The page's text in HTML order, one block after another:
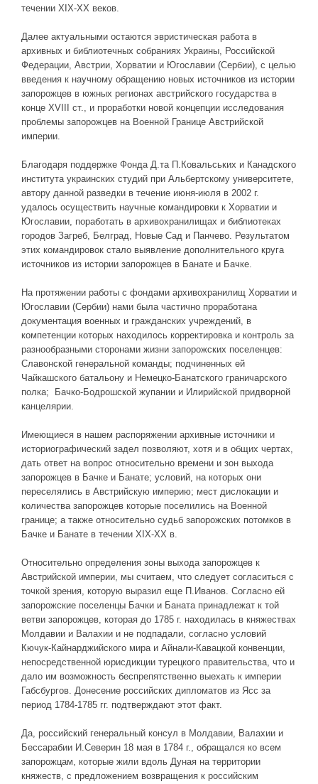
Блоги о рыбалке
Черный Гетман (роман)
ИСТОРИЯ
Загадки и тайны истории
Наше время
Новое время
Средние века
течении ХІХ-ХХ веков.
Далее актуальными остаются эвристическая работа в
архивных и библиотечных собраниях Украины, Российской
Федерации, Австрии, Хорватии и Югославии (Сербии), с целью
введения к научному обращению новых источников из истории
запорожцев в южных регионах австрийского государства в
конце XVIII ст., и проработки новой концепции исследования
проблемы запорожцев на Военной Границе Австрийской
империи.
Благодаря поддержке Фонда Д.та П.Ковальських и Канадского
института украинских студий при Альбертскому университете,
автору данной разведки в течение июня-июля в 2002 г.
удалось осуществить научные командировки к Хорватии и
Югославии, поработать в архивохранилищах и библиотеках
городов Загреб, Белград, Новые Сад и Панчево. Результатом
этих командировок стало выявление дополнительного круга
источников из истории запорожцев в Банате и Бачке.
На протяжении работы с фондами архивохранилищ Хорватии и
Югославии (Сербии) нами была частично проработана
документация военных и гражданских учреждений, в
компетенции которых находилось корректировка и контроль за
разнообразными сторонами жизни запорожских поселенцев:
Славонской генеральной команды; подчиненных ей
Чайкашского батальону и Немецко-Банатского граничарского
полка; Бачко-Бодрошской жупании и Илирийской придворной
канцелярии.
Имеющиеся в нашем распоряжении архивные источники и
историографический задел позволяют, хотя и в общих чертах,
дать ответ на вопрос относительно времени и зон выхода
запорожцев в Бачке и Банате; условий, на которых они
переселялись в Австрийскую империю; мест дислокации и
количества запорожцев которые поселились на Военной
границе; а также относительно судьб запорожских потомков в
Бачке и Банате в течении ХІХ-ХХ в.
Относительно определения зоны выхода запорожцев к
Австрийской империи, мы считаем, что следует согласиться с
точкой зрения, которую выразил еще П.Иванов. Согласно ей
запорожские поселенцы Бачки и Баната принадлежат к той
ветви запорожцев, которая до 1785 г. находилась в княжествах
Молдавии и Валахии и не подпадали, согласно условий
Кючук-Кайнарджийского мира и Айнали-Кавацкой конвенции,
непосредственной юрисдикции турецкого правительства, что и
дало им возможность беспрепятственно выехать к империи
Габсбургов. Донесение российских дипломатов из Ясс за
период 1784-1785 гг. подтверждают этот факт.
Да, российский генеральный консул в Молдавии, Валахии и
Бессарабии И.Северин 18 мая в 1784 г., обращался ко всем
запорожцам, которые жили вдоль Дуная на территории
княжеств, с предложением возвращения к российским